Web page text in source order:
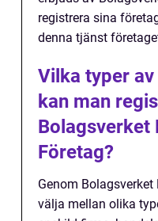
registrera sina
denna tjänst
Vilka typer
kan man
Bolagsverket
Företag?
Genom
välja mellan olika